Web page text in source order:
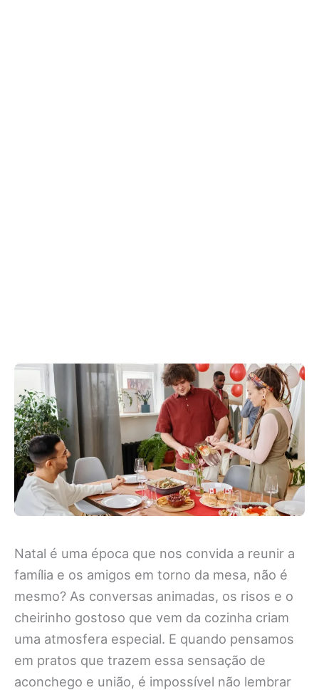
Natal é uma época que nos convida a reunir a
família e os amigos em torno da mesa, não é
mesmo? As conversas animadas, os risos e o
cheirinho gostoso que vem da cozinha criam
uma atmosfera especial. E quando pensamos
em pratos que trazem essa sensação de
aconchego e união, é impossível não lembrar